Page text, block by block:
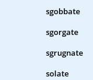
sgobbate
sgorgate
sgrugnate
solate